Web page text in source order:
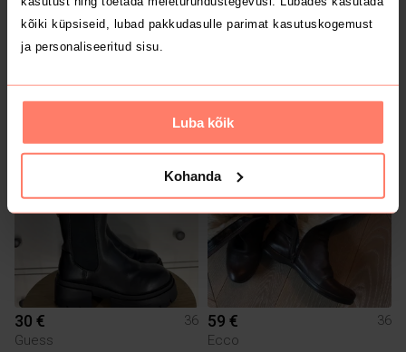
kõiki küpsiseid, lubad pakkudasulle parimat kasutuskogemust
ja personaliseeritud sisu.
Luba kõik
Kohanda
5
30 €
36
Guess
2
59 €
36
Ecco